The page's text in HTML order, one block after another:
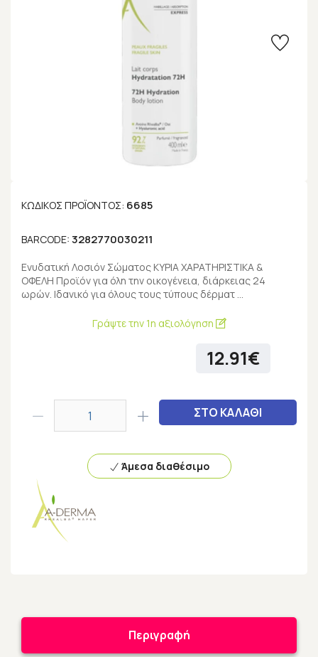
ΚΩΔΙΚΌΣ ΠΡΟΪΌΝΤΟΣ: 6685
BARCODE: 3282770030211
Ενυδατική Λοσιόν Σώματος ΚΥΡΙΑ ΧΑΡΑΤΗΡΙΣΤΙΚΑ &
ΟΦΕΛΗ Προϊόν για όλη την οικογένεια, διάρκειας 24
ωρών. Ιδανικό για όλους τους τύπους δέρματ …
Γράψτε την 1η αξιολόγηση
12.91€
ΣΤΟ ΚΑΛΑΘΙ
Άμεσα διαθέσιμο
Περιγραφή